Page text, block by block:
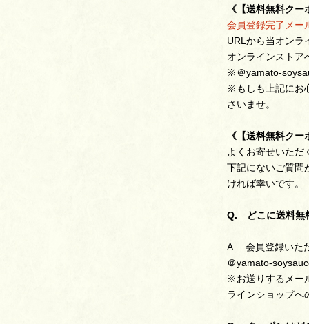
《【送料無料ク
会員登録完了メー
URLから当オンラ
オンラインストア
※＠yamato-
※もしも上記にお
さいませ。
《【送料無料ク
よくお寄せいただ
下記にないご質問
ければ幸いです。
Q. どこに送料無
A. 会員登録いた
＠yamato-
※お送りするメー
ラインショップへ